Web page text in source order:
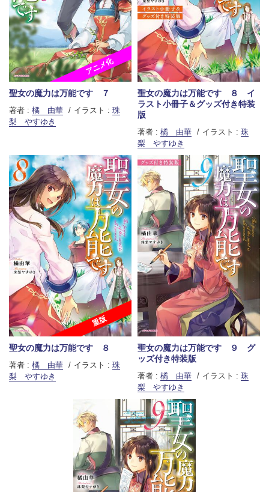
アニメ化
聖女の魔力は万能です ７
著者 : 橘 由華 イラスト : 珠
梨 やすゆき
聖女の魔力は万能です ８ イ
ラスト小冊子＆グッズ付き特装
版
著者 : 橘 由華 イラスト : 珠
梨 やすゆき
重版
聖女の魔力は万能です ８
著者 : 橘 由華 イラスト : 珠
梨 やすゆき
聖女の魔力は万能です ９ グ
ッズ付き特装版
著者 : 橘 由華 イラスト : 珠
梨 やすゆき